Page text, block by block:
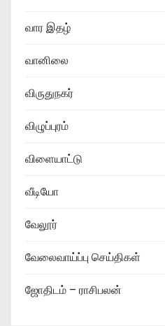
வார இதழ்
வானிலை
விருதுநகர்
விழுப்புரம்
விளையாட்டு
வீடியோ
வேலூர்
வேலைவாய்ப்பு செய்திகள்
ஜோதிடம் – ராசிபலன்